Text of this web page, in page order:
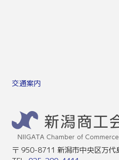
交通案内
〒 950-8711 新潟市中央区万